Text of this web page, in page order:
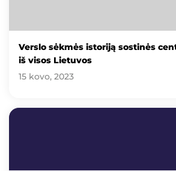
Verslo sėkmės istoriją sostinės
iš visos Lietuvos
15 kovo, 2023